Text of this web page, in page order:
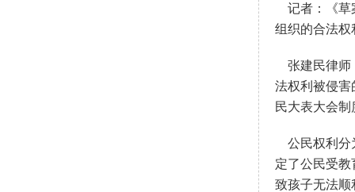
记者：《草
组织的合法权
张建民律师
法权利被侵害
民大表大会
公民权利分
定了公民受
致孩子无法顺